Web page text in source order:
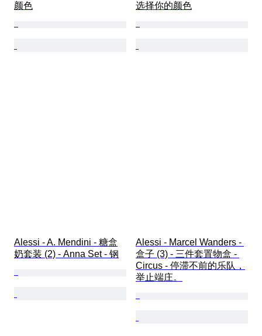
颜色
选择你的颜色
Alessi - A. Mendini - 糖盒
奶套装 (2) - Anna Set - 钢
Alessi - Marcel Wanders -
盒子 (3) - 三件套置物盒 -
Circus - 停滞不前的乐队，
举止端庄。